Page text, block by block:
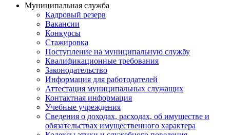
Муниципальная служба
Кадровый резерв
Вакансии
Конкурсы
Стажировка
Поступление на муниципальную службу
Квалификационные требования
Законодательство
Информация для работодателей
Аттестация муниципальных служащих
Контактная информация
Учебные учреждения
Сведения о доходах, расходах, об имуществе и
обязательствах имущественного характера